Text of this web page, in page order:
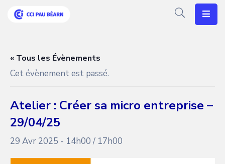
CCI
Vos
Agenda
Nos
« Tous les Évènements
Cet évènement est passé.
Atelier : Créer sa micro entreprise –
29/04/25
29 Avr 2025 - 14h00/ 17h00